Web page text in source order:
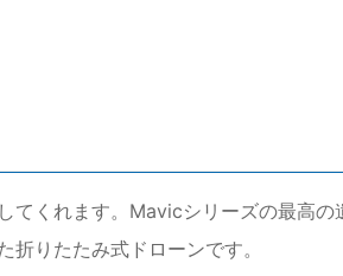
くれます。Mavicシリーズの最高の
りたたみ式ドローンです。